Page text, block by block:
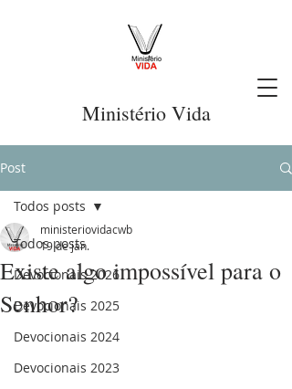
Ministério Vida
Post
Todos posts
Devocionais 2026
Devocionais 2025
Devocionais 2024
Devocionais 2023
Todos posts
Existe algo impossível para o
Senhor?
ministeriovidacwb
19 de jan.